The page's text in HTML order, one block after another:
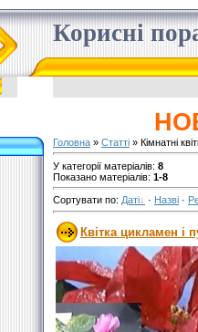
Корисні
Головна » Статті » Кімнатні
У категорії матеріалів: 8
Показано матеріалів: 1-8
Сортувати по: Даті · Назві ·
Квітка цикламен і